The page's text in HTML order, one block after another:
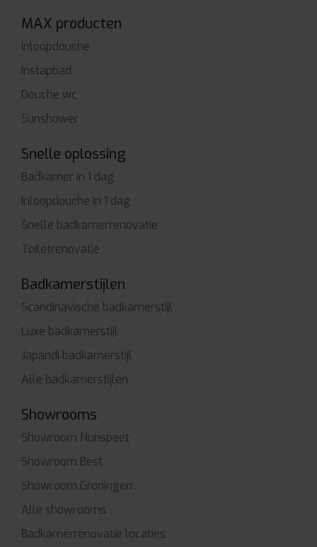
MAX producten
Inloopdouche
Instapbad
Douche wc
Sunshower
Snelle oplossing
Badkamer in 1 dag
Inloopdouche in 1 dag
Snelle badkamerrenovatie
Toiletrenovatie
Badkamerstijlen
Scandinavische badkamerstijl
Luxe badkamerstijl
Japandi badkamerstijl
Alle badkamerstijlen
Showrooms
Showroom Nunspeet
Showroom Best
Showroom Groningen
Alle showrooms
Badkamerrenovatie locaties